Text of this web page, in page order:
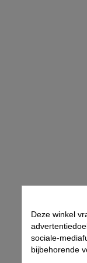
Deze winkel
sociale-
bijbehorende